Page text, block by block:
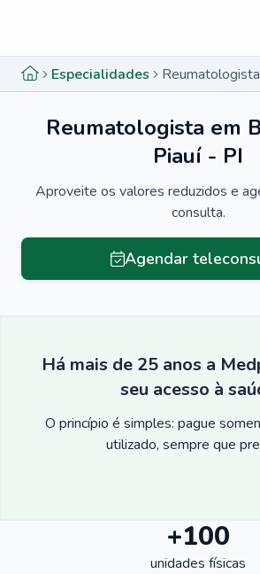
Especialidades
Reumatologista em
Piauí - PI
Aproveite os valores reduzidos e
consulta.
Agendar
Há mais de 25 anos a
seu acesso à
O princípio é simples: pague
utilizado, sempre que
+100
unidades físicas